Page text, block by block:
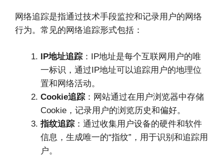
网络追踪是指通过技术手段监控和记录用户的网络
行为。常见的网络追踪形式包括：
IP地址追踪 ：IP地址是每个互联网用户的唯
一标识，通过IP地址可以追踪用户的地理位
置和网络活动。
Cookie追踪 ：网站通过在用户浏览器中存储
Cookie，记录用户的浏览历史和偏好。
指纹追踪 ：通过收集用户设备的硬件和软件
信息，生成唯一的“指纹”，用于识别和追踪用
户。